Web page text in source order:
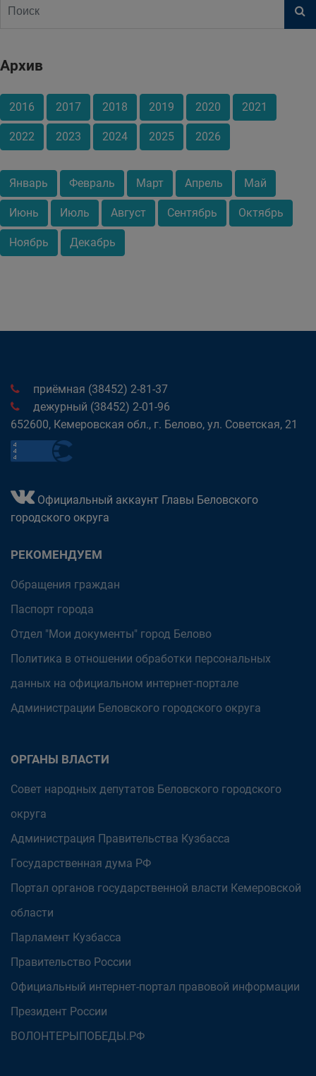
Архив
2016 2017 2018 2019 2020 2021
2022 2023 2024 2025 2026
Январь Февраль Март Апрель Май
Июнь Июль Август Сентябрь Октябрь
Ноябрь Декабрь
приёмная (38452) 2-81-37
дежурный (38452) 2-01-96
652600, Кемеровская обл., г. Белово, ул. Советская, 21
Официальный аккаунт Главы Беловского
городского округа
РЕКОМЕНДУЕМ
Обращения граждан
Паспорт города
Отдел "Мои документы" город Белово
Политика в отношении обработки персональных
данных на официальном интернет-портале
Администрации Беловского городского округа
ОРГАНЫ ВЛАСТИ
Совет народных депутатов Беловского городского
округа
Администрация Правительства Кузбасса
Государственная дума РФ
Портал органов государственной власти Кемеровской
области
Парламент Кузбасса
Правительство России
Официальный интернет-портал правовой информации
Президент России
ВОЛОНТЕРЫПОБЕДЫ.РФ